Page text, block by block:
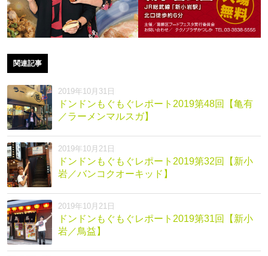
関連記事
2019年10月31日
ドンドンもぐもぐレポート2019第48回【亀有
／ラーメンマルスガ】
2019年10月21日
ドンドンもぐもぐレポート2019第32回【新小
岩／バンコクオーキッド】
2019年10月21日
ドンドンもぐもぐレポート2019第31回【新小
岩／鳥益】